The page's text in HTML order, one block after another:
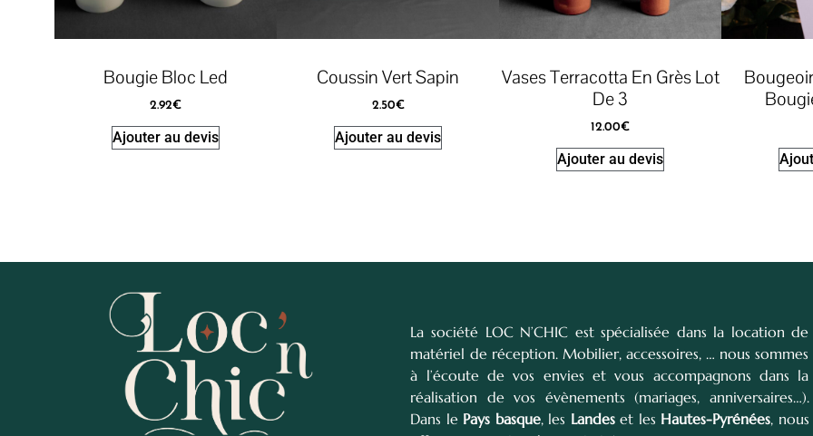
Bougie Bloc Led
2.92€
Ajouter au devis
Coussin Vert Sapin
2.50€
Ajouter au devis
Vases Terracotta En Grès Lot
De 3
12.00€
Ajouter au devis
La société LOC N’CHIC est spécialisée dans la location de
matériel de réception. Mobilier, accessoires, … nous sommes
à l’écoute de vos envies et vous accompagnons dans la
réalisation de vos évènements (mariages, anniversaires…).
Dans le Pays basque, les Landeset les Hautes-Pyrénées, nous